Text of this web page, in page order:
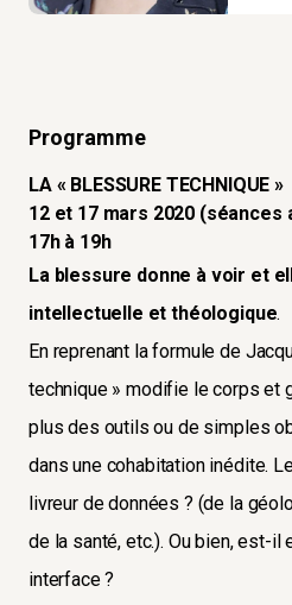
Programme
LA « BLESSURE TECHNIQUE »
12 et 17 mars 2020 (séances
17h à 19h
La blessure donne à voir et
intellectuelle et théologique.
En reprenant la formule de
technique » modifie le corps et
plus des outils ou de simples
dans une cohabitation inédite.
livreur de données ? (de la
de la santé, etc.). Ou bien, est-il
interface ?